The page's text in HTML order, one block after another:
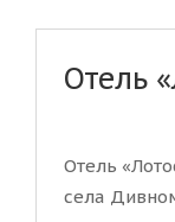
Отель
Отель
села